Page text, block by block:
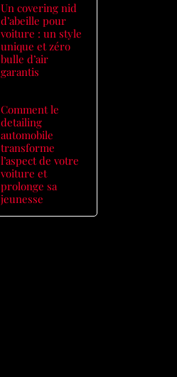
Un covering nid
d’abeille pour
voiture : un style
unique et zéro
bulle d’air
garantis
Comment le
detailing
automobile
transforme
l’aspect de votre
voiture et
prolonge sa
jeunesse